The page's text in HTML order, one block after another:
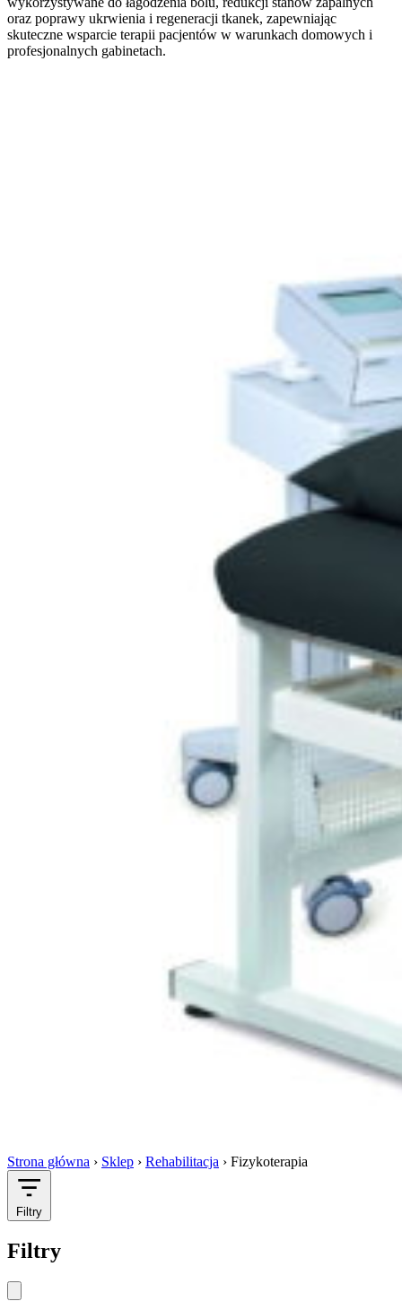
oraz poprawy ukrwienia i regeneracji tkanek, zapewniając
skuteczne wsparcie terapii pacjentów w warunkach domowych i
profesjonalnych gabinetach.
Strona główna › Sklep › Rehabilitacja › Fizykoterapia
Filtry
Filtry